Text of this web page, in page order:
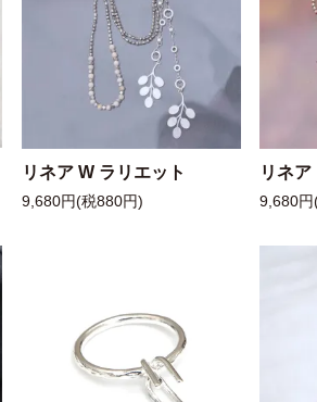
リネア W ラリエット
9,680円(税880円)
リネ
9,680